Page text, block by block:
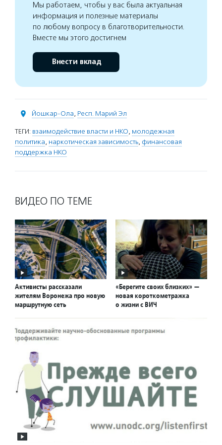
Мы работаем, чтобы у вас была актуальная
информация и полезные материалы
по любому вопросу в благотворительности.
Вместе мы этого достигнем
Внести вклад
Йошкар-Ола, Респ. Марий Эл
ТЕГИ: взаимодействие власти и НКО, молодежная
политика, наркотическая зависимость, финансовая
поддержка НКО
ВИДЕО ПО ТЕМЕ
Активисты рассказали
жителям Воронежа про новую
маршрутную сеть
«Берегите своих близких» —
новая короткометражка
о жизни с ВИЧ